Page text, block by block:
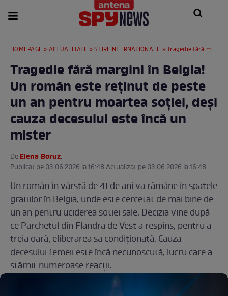
HOMEPAGE » ACTUALITATE »STIRI INTERNATIONALE » Tragedie fără margini în Belgia! Un român este reținut de peste un an pentru moartea soției, deși cauza decesului este încă un mister
Tragedie fără margini în Belgia!
Un român este reținut de peste
un an pentru moartea soției, deși
cauza decesului este încă un
mister
DeElena Boruz.
Publicat pe 03.06.2026 la 16:48 Actualizat pe 03.06.2026 la 16:48
Un român în vârstă de 41 de ani va rămâne în spatele
gratiilor în Belgia, unde este cercetat de mai bine de
un an pentru uciderea soției sale. Decizia vine după
ce Parchetul din Flandra de Vest a respins, pentru a
treia oară, eliberarea sa condiționată. Cauza
decesului femeii este încă necunoscută, lucru care a
stârnit numeroase reacții.